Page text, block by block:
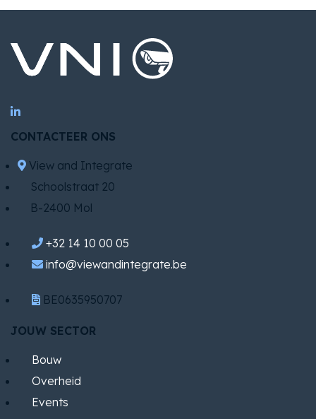
CONTACTEER ONS
View and Integrate
Schoolstraat 20
B-2400 Mol
+32 14 10 00 05
info@viewandintegrate.be
BE0635950707
JOUW SECTOR
Bouw
Overheid
Events